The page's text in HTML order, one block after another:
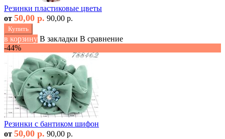
Резинки пластиковые цветы
от 50,00 р. 90,00 р.
Купить
в корзину В закладки В сравнение
-44%
Резинки с бантиком шифон
от 50,00 р. 90,00 р.